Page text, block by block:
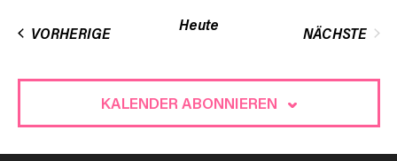
VORHERIGEVERANSTALTUNGEN
Heute
NÄCHSTE
KALENDER ABONNIEREN